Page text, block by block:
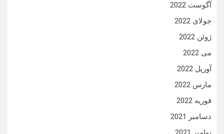
آگوست 2022
جولای 2022
ژوئن 2022
می 2022
آوریل 2022
مارس 2022
فوریه 2022
دسامبر 2021